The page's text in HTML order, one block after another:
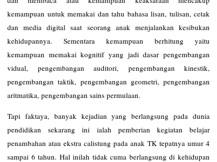
kemampuan untuk memakai dan tahu bahasa lisan, tulisan, cetak
dan media digital saat seorang anak menjalankan kesibukan
kehidupannya. Sementara kemampuan berhitung yaitu
kemampuan memakai kognitif yang jadi dasar pengembangan
vidual, pengembangan auditori, pengembangan kinestik,
pengembangan taktik, pengembangan geometri, pengembangan
aritmatika, pengembangan sains permulaan.
Tapi faktaya, banyak kejadian yang berlangsung pada dunia
pendidikan sekarang ini ialah pemberian kegiatan belajar
penambahan atau ekstra calistung pada anak TK tepatnya umur 4
sampai 6 tahun. Hal inilah tidak cuma berlangsung di kehidupan